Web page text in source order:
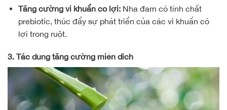
Tăng cường vi khuẩn có lợi:Nha đam có tính chất
prebiotic, thúc đẩy sự phát triển của các vi khuẩn có
lợi trong ruột.
3. Tác dụng tăng cường miễn dịch